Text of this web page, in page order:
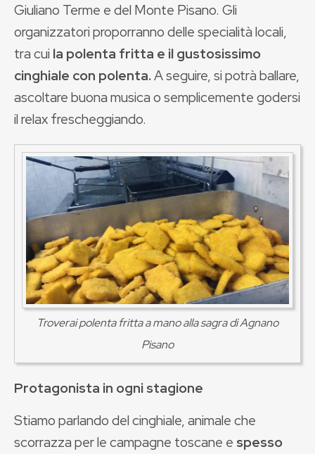
Giuliano Terme e del Monte Pisano. Gli
organizzatori proporranno delle specialità locali,
tra cui la polenta fritta e il gustosissimo
cinghiale con polenta.A seguire, si potrà ballare,
ascoltare buona musica o semplicemente godersi
il relax frescheggiando.
Troverai polenta fritta a mano alla sagra di Agnano
Pisano
Protagonista in ogni stagione
Stiamo parlando del cinghiale, animale che
scorrazza per le campagne toscane e spesso